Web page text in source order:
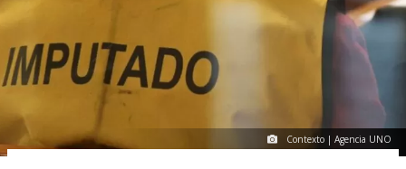
Contexto | Agencia UNO